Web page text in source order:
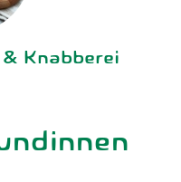
Knabberei